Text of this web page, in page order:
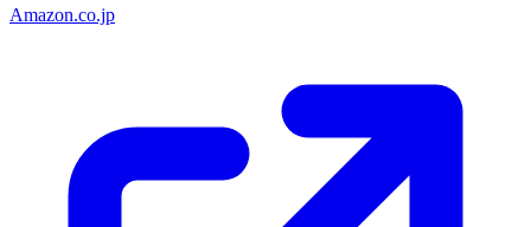
Amazon.co.jp